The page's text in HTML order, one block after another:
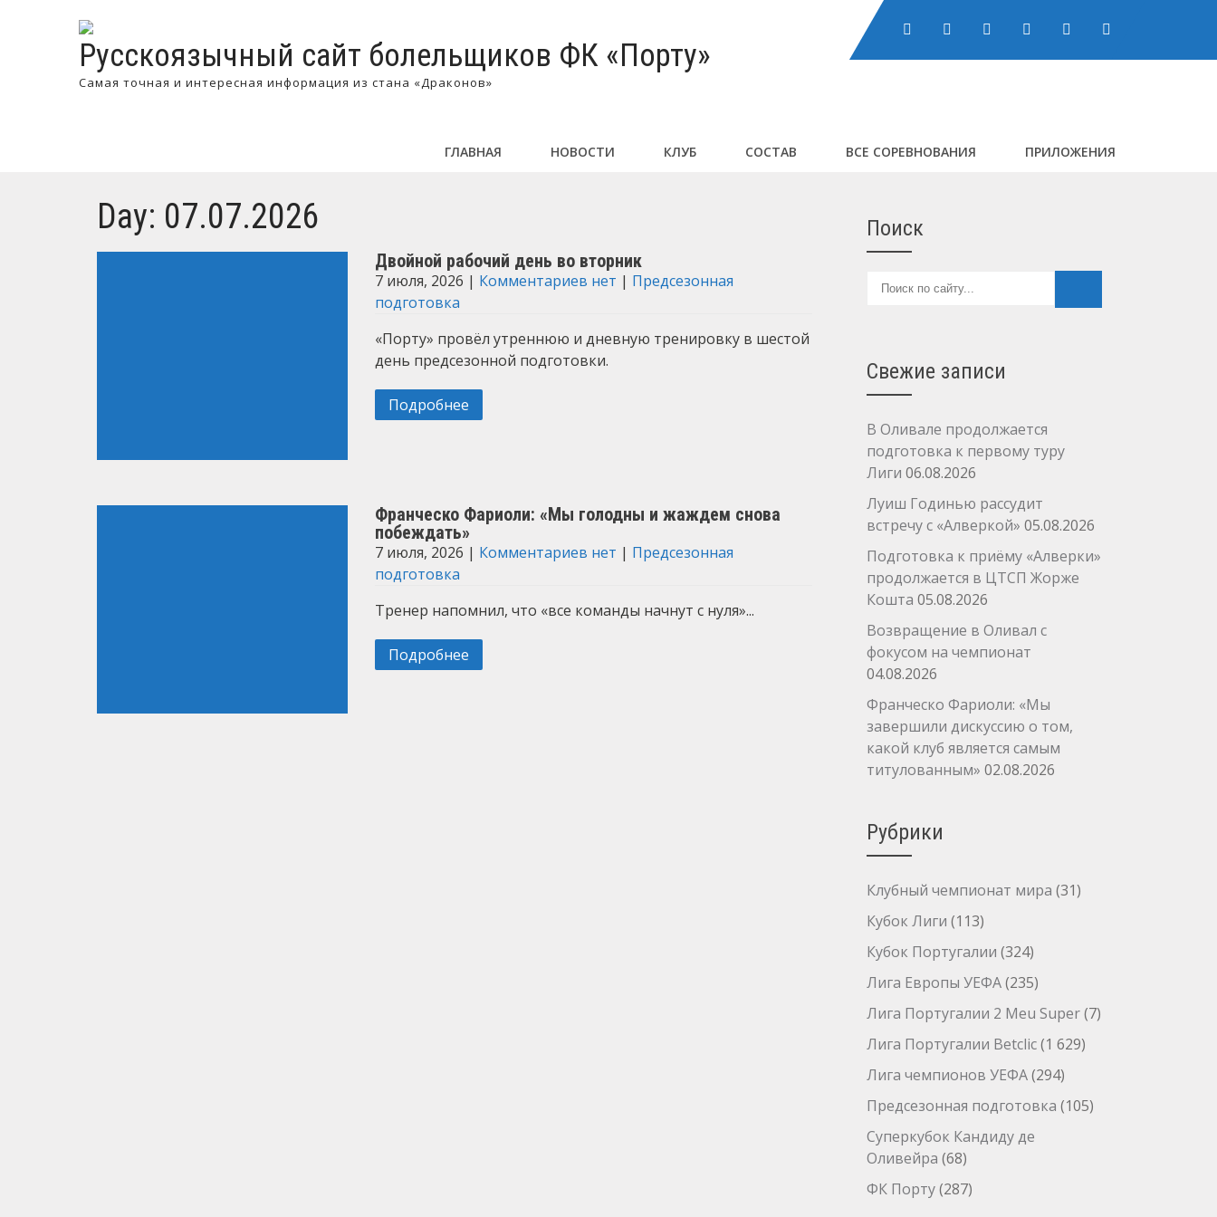
Русскоязычный сайт болельщиков ФК «Порту»
Самая точная и интересная информация из стана «Драконов»
ГЛАВНАЯ НОВОСТИ КЛУБ СОСТАВ ВСЕ СОРЕВНОВАНИЯ ПРИЛОЖЕНИЯ
Day: 07.07.2026
Двойной рабочий день во вторник
7 июля, 2026 | Комментариев нет | Предсезонная
подготовка
«Порту» провёл утреннюю и дневную тренировку в шестой
день предсезонной подготовки.
Подробнее
Франческо Фариоли: «Мы голодны и жаждем снова
побеждать»
7 июля, 2026 | Комментариев нет | Предсезонная
подготовка
Тренер напомнил, что «все команды начнут с нуля»...
Подробнее
Поиск
Свежие записи
В Оливале продолжается
подготовка к первому туру
Лиги 06.08.2026
Луиш Годинью рассудит
встречу с «Алверкой» 05.08.2026
Подготовка к приёму «Алверки»
продолжается в ЦТСП Жорже
Кошта 05.08.2026
Возвращение в Оливал с
фокусом на чемпионат
04.08.2026
Франческо Фариоли: «Мы
завершили дискуссию о том,
какой клуб является самым
титулованным» 02.08.2026
Рубрики
Клубный чемпионат мира (31)
Кубок Лиги (113)
Кубок Португалии (324)
Лига Европы УЕФА(235)
Лига Португалии 2 Meu Super(7)
Лига Португалии Betclic(1 629)
Лига чемпионов УЕФА(294)
Предсезонная подготовка (105)
Суперкубок Кандиду де
Оливейра (68)
ФК Порту(287)